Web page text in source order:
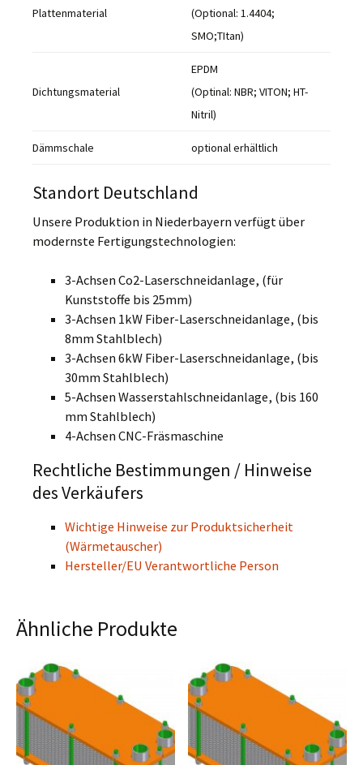
Plattenmaterial
(Optional: 1.4404;
SMO;TItan)
Dichtungsmaterial
EPDM
(Optinal: NBR; VITON; HT-
Nitril)
Dämmschale optional erhältlich
Standort Deutschland
Unsere Produktion in Niederbayern verfügt über
modernste Fertigungstechnologien:
3-Achsen Co2-Laserschneidanlage, (für
Kunststoffe bis 25mm)
3-Achsen 1kW Fiber-Laserschneidanlage, (bis
8mm Stahlblech)
3-Achsen 6kW Fiber-Laserschneidanlage, (bis
30mm Stahlblech)
5-Achsen Wasserstahlschneidanlage, (bis 160
mm Stahlblech)
4-Achsen CNC-Fräsmaschine
Rechtliche Bestimmungen / Hinweise
des Verkäufers
Wichtige Hinweise zur Produktsicherheit
(Wärmetauscher)
Hersteller/EU Verantwortliche Person
Ähnliche Produkte